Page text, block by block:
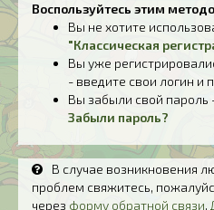
Воспользуйтесь этим
Вы не хотите
"Классическая
Вы уже
- введите свои логин и
Вы забыли свой пароль
Забыли пароль?
В случае возникновения
проблем свяжитесь,
через форму обратной связи.